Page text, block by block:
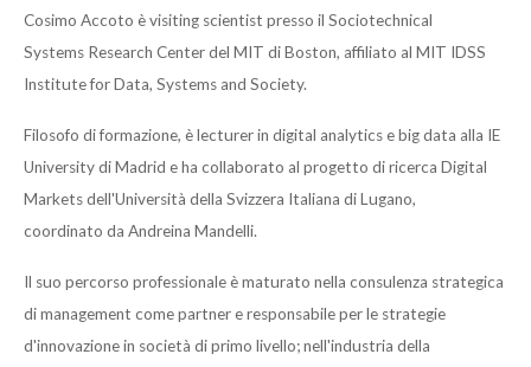
Cosimo Accoto è visiting scientist presso il Sociotechnical
Systems Research Center del MIT di Boston, affiliato al MIT IDSS
Institute for Data, Systems and Society.
Filosofo di formazione, è lecturer in digital analytics e big data alla IE
University di Madrid e ha collaborato al progetto di ricerca Digital
Markets dell'Università della Svizzera Italiana di Lugano,
coordinato da Andreina Mandelli.
Il suo percorso professionale è maturato nella consulenza strategica
di management come partner e responsabile per le strategie
d'innovazione in società di primo livello; nell'industria della